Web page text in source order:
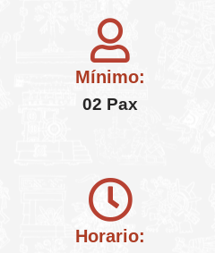
Mínimo:
02 Pax
Horario: